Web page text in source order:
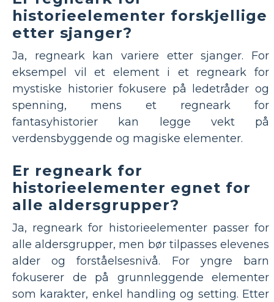
historieelementer forskjellige
etter sjanger?
Ja, regneark kan variere etter sjanger. For
eksempel vil et element i et regneark for
mystiske historier fokusere på ledetråder og
spenning, mens et regneark for
fantasyhistorier kan legge vekt på
verdensbyggende og magiske elementer.
Er regneark for
historieelementer egnet for
alle aldersgrupper?
Ja, regneark for historieelementer passer for
alle aldersgrupper, men bør tilpasses elevenes
alder og forståelsesnivå. For yngre barn
fokuserer de på grunnleggende elementer
som karakter, enkel handling og setting. Etter